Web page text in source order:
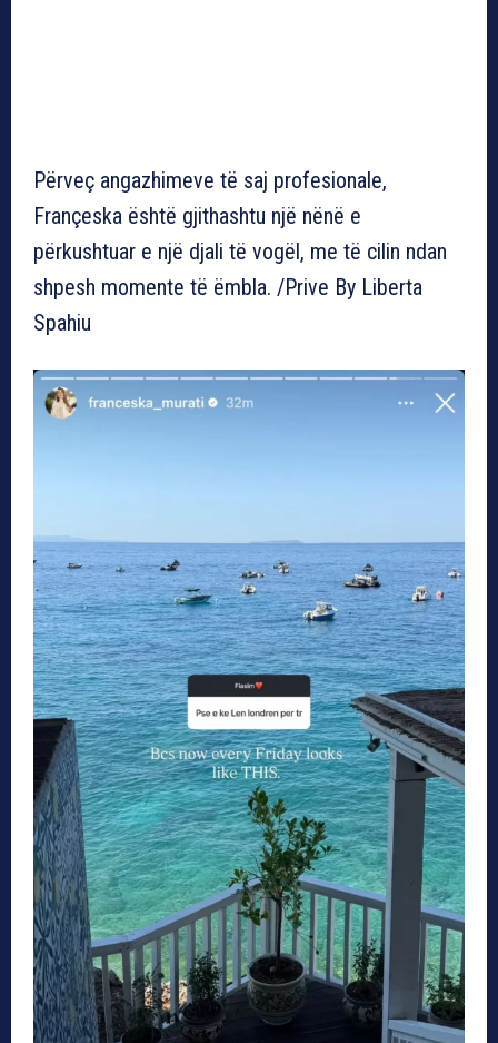
Përveç angazhimeve të saj profesionale,
Françeska është gjithashtu një nënë e
përkushtuar e një djali të vogël, me të cilin ndan
shpesh momente të ëmbla. /Prive By Liberta
Spahiu